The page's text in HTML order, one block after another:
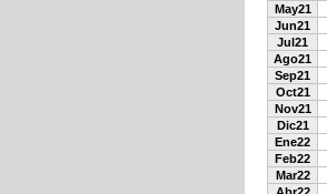
May21
Jun21
Jul21
Ago21
Sep21
Oct21
Nov21
Dic21
Ene22
Feb22
Mar22